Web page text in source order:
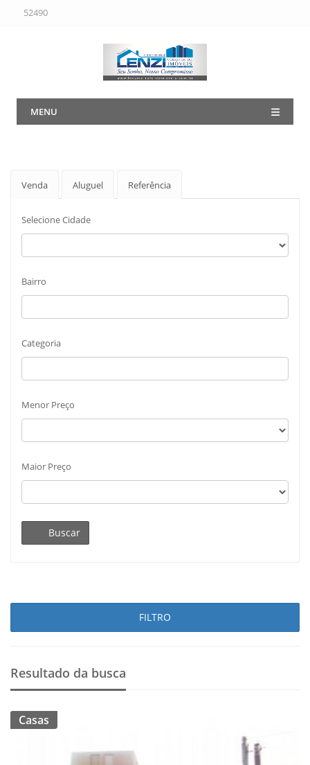
52490
MENU
Venda Aluguel Referência
Selecione Cidade
Bairro
Categoria
Menor Preço
Maior Preço
Buscar
FILTRO
Resultado da busca
Casas